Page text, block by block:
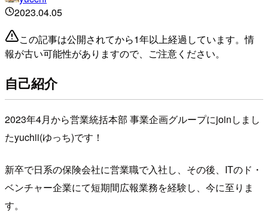
2023.04.05
この記事は公開されてから1年以上経過しています。情
報が古い可能性がありますので、ご注意ください。
自己紹介
2023年4月から営業統括本部 事業企画グループにjoinしまし
たyuchii(ゆっち)です！
新卒で日系の保険会社に営業職で入社し、その後、ITのド・
ベンチャー企業にて短期間広報業務を経験し、今に至りま
す。